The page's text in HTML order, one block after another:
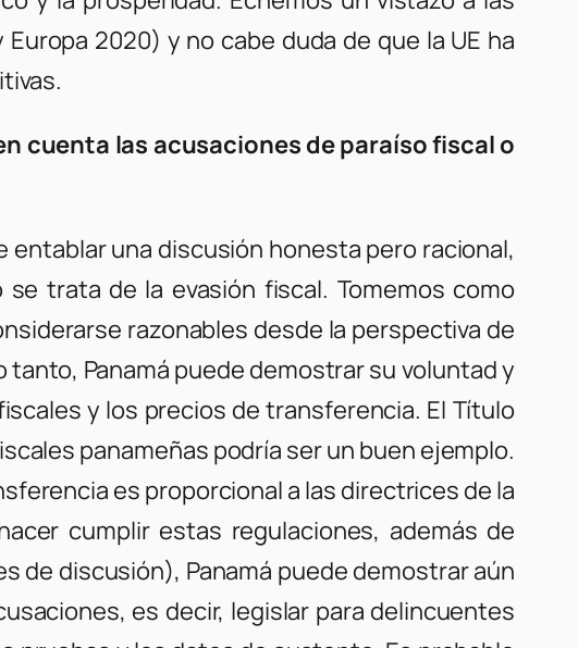
2020) y no cabe duda de que la UE ha
cuenta las acusaciones de paraíso fiscal o
entablar una discusión honesta pero racional,
trata de la evasión fiscal. Tomemos como
razonables desde la perspectiva de
Panamá puede demostrar su voluntad y
y los precios de transferencia. El Título
panameñas podría ser un buen ejemplo.
es proporcional a las directrices de la
cumplir estas regulaciones, además de
de discusión), Panamá puede demostrar aún
es decir, legislar para delincuentes